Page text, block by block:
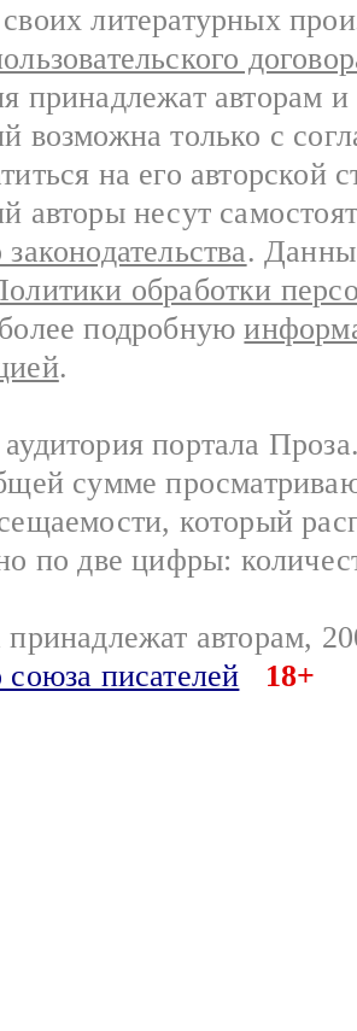
литературных
принадлежат авторам
возможна только с
на его авторской
авторы несут
.
обработки
подробную
.
портала
сумме
который
по две цифры:
авторам,
союза писателей
18+